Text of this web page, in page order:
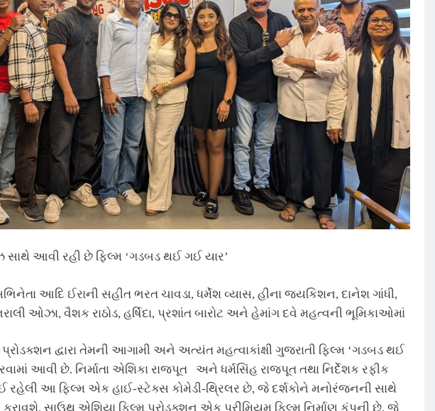
આવી રહી છે ફિલ્મ ‘ગડબડ થઈ ગઈ યાર’
આદિ ઈરાની સહીત ભરત ચાવડા, ધર્મેશ વ્યાસ, હીના જયકિશન, દાનેશ ગાંધી,
ઓઝા, વૈશક રાઠોડ, હર્ષિદા, પ્રશાંત બારોટ અને હેમાંગ દવે મહત્વની ભૂમિકાઓમાં
દ્વારા તેમની આગામી અને અત્યંત મહત્વાકાંક્ષી ગુજરાતી ફિલ્મ ‘ગડબડ થઈ
આવી છે. નિર્માતા એશિકા રાજપૂત અને ધર્મસિંહ રાજપૂત તથા નિર્દેશક રફીક
રહેલી આ ફિલ્મ એક હાઈ-સ્ટેક્સ કોમેડી-થ્રિલર છે, જે દર્શકોને મનોરંજનની સાથે
સાઉથ એશિયા ફિલ્મ પ્રોડક્શન એક પ્રીમિયમ ફિલ્મ નિર્માણ કંપની છે, જે